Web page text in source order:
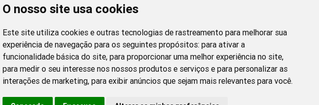
O nosso site usa cookies
Este site utiliza cookies e outras tecnologias de rastreamento para melhorar sua
experiência de navegação para os seguintes propósitos: para ativar a
funcionalidade básica do site, para proporcionar uma melhor experiência no site,
para medir o seu interesse nos nossos produtos e serviços e para personalizar as
interações de marketing, para exibir anúncios que sejam mais relevantes para você.
utilizada para designar o vício em trabalho, também
referência à dependência psicopatológica do
trabalho, estando entre as principais causas de
Esse fenômeno se desenvolve
[…]